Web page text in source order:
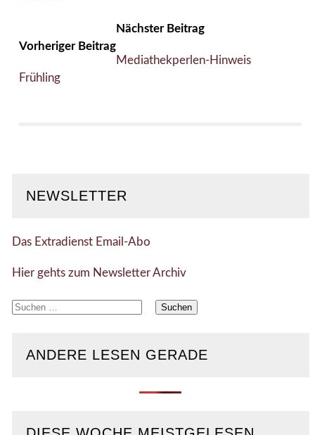
Vorheriger Beitrag
Frühling
Nächster Beitrag
Mediathekperlen-Hinweis
NEWSLETTER
Das Extradienst Email-Abo
Hier gehts zum Newsletter Archiv
Suchen
ANDERE LESEN GERADE